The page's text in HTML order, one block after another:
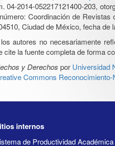
04-2014-052217121400-203,
Coordinación de
Ciudad de México, fecha
autores no necesariamente
cite la fuente completa de forma
y Derechos por Universidad
Commons
internos
de Productividad Académica